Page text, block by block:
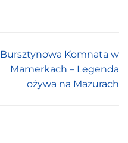
Bursztynowa Komnata w
Mamerkach – Legenda
ożywa na Mazurach